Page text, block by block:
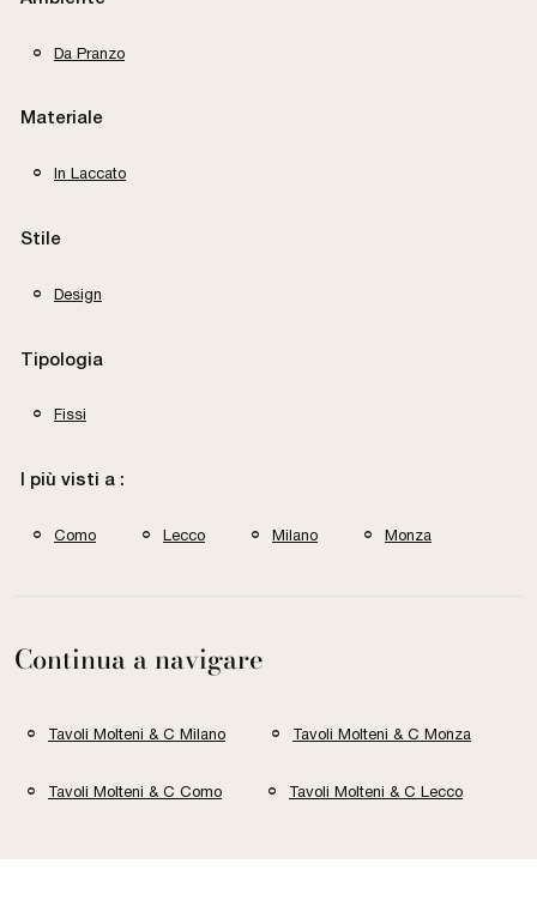
Da Pranzo
Materiale
In Laccato
Stile
Design
Tipologia
Fissi
I più visti a :
Como Lecco Milano Monza
Continua a navigare
Tavoli Molteni & C Milano Tavoli Molteni & C Monza
Tavoli Molteni & C Como Tavoli Molteni & C Lecco